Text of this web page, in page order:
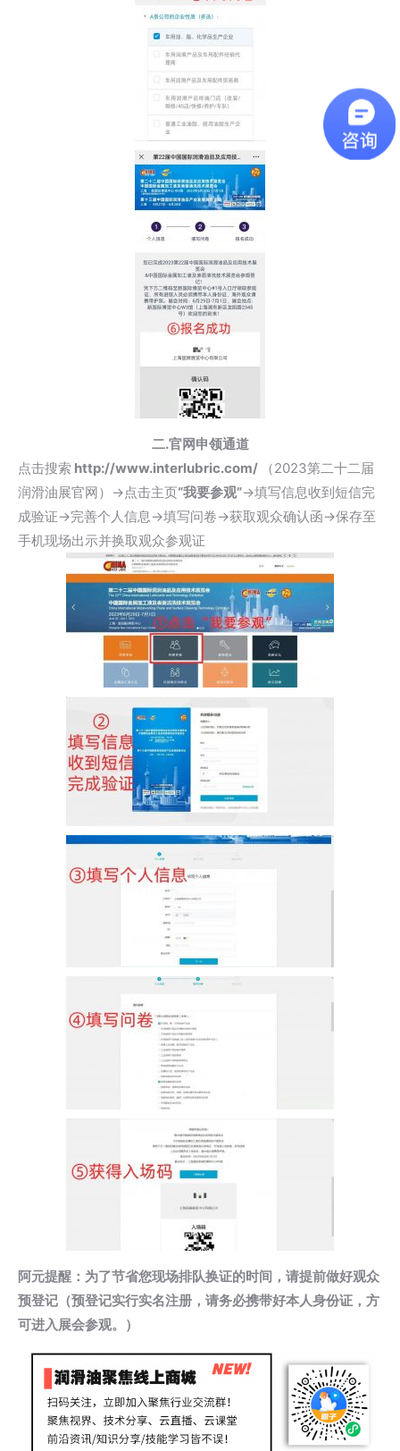
二.官网申领通道
点击搜索 http://www.interlubric.com/
（2023第二十二届
润滑油展官网）→点击主页“我要参观”→填写信息收到短信完
成验证→完善个人信息→填写问卷→获取观众确认函→保存至
手机现场出示并换取观众参观证
阿元提醒：为了节省您现场排队换证的时间，请提前做好观众
预登记（预登记实行实名注册，请务必携带好本人身份证，方
可进入展会参观。）